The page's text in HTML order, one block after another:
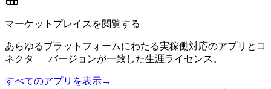
マーケットプレイスを閲覧する
あらゆるプラットフォームにわたる実稼働対応のアプリとコ
ネクタ — バージョンが一致した生涯ライセンス。
すべてのアプリを表示→